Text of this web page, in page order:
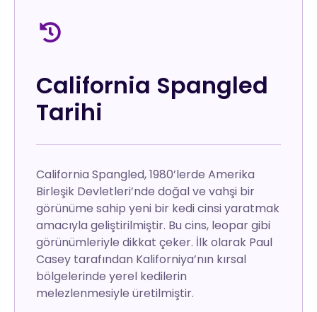
California Spangled
Tarihi
California Spangled, 1980’lerde Amerika
Birleşik Devletleri’nde doğal ve vahşi bir
görünüme sahip yeni bir kedi cinsi yaratmak
amacıyla geliştirilmiştir. Bu cins, leopar gibi
görünümleriyle dikkat çeker. İlk olarak Paul
Casey tarafından Kaliforniya’nın kırsal
bölgelerinde yerel kedilerin
melezlenmesiyle üretilmiştir.